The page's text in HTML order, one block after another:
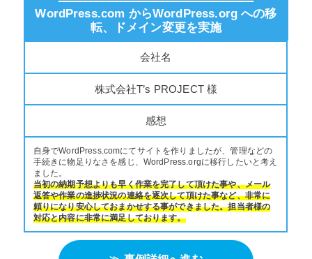
WordPress.com からWordPress.org への移
転、ドメイン変更を実施
会社名
株式会社T’s PROJECT 様
感想
自身でWordPress.comにてサイトを作りましたが、管理などの
手続きに物足りなさを感じ、WordPress.orgに移行したいと考え
ました。
当初の納期予想よりも早く作業を完了して頂けた事や、メール
返答や作業の進捗状況の連絡を逐次して頂けた事など、非常に
頼りになり安心しておまかせする事ができました。担当者様の
対応と内容に非常に満足しております。